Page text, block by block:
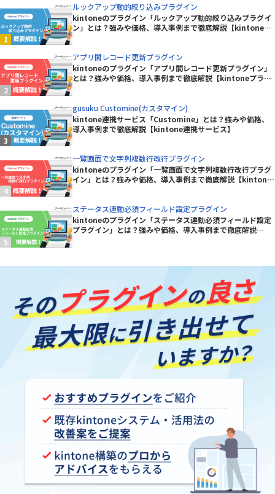
ルックアップ動的絞り込みプラグイン
kintoneのプラグイン「ルックアップ動的絞り込みプラグイ
ン」とは？強みや価格、導入事例まで徹底解説【kintoneプ
アプリ間レコード更新プラグイン
kintoneのプラグイン「アプリ間レコード更新プラグイン」
とは？強みや価格、導入事例まで徹底解説【kintoneプラグ
gusuku Customine(カスタマイン)
kintone連携サービス「Customine」とは？強みや価格、
導入事例まで徹底解説【kintone連携サービス】
一覧画面で文字列複数行改行プラグイン
kintoneのプラグイン「一覧画面で文字列複数行改行プラグ
イン」とは？強みや価格、導入事例まで徹底解説【kintone
ステータス連動必須フィールド設定プラグイン
kintoneのプラグイン「ステータス連動必須フィールド設定
プラグイン」とは？強みや価格、導入事例まで徹底解説